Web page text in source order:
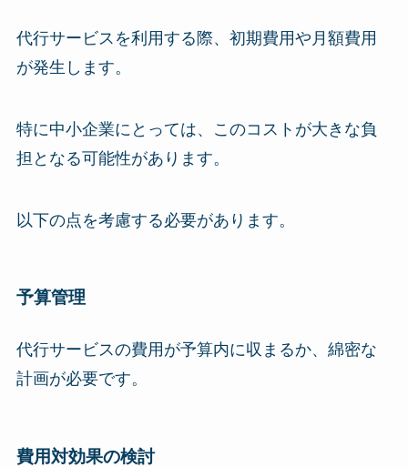
代行サービスを利用する際、初期費用や月額費用
が発生します。
特に中小企業にとっては、このコストが大きな負
担となる可能性があります。
以下の点を考慮する必要があります。
予算管理
代行サービスの費用が予算内に収まるか、綿密な
計画が必要です。
費用対効果の検討